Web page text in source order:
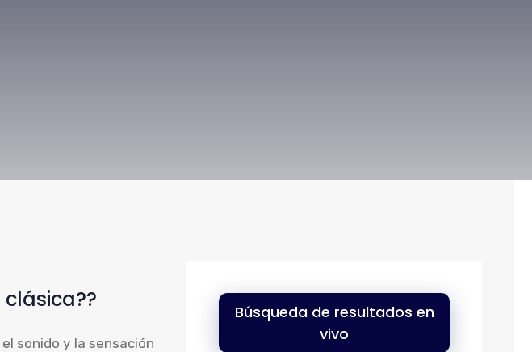
sonido y la sensación
Búsqueda de resultados en
vivo